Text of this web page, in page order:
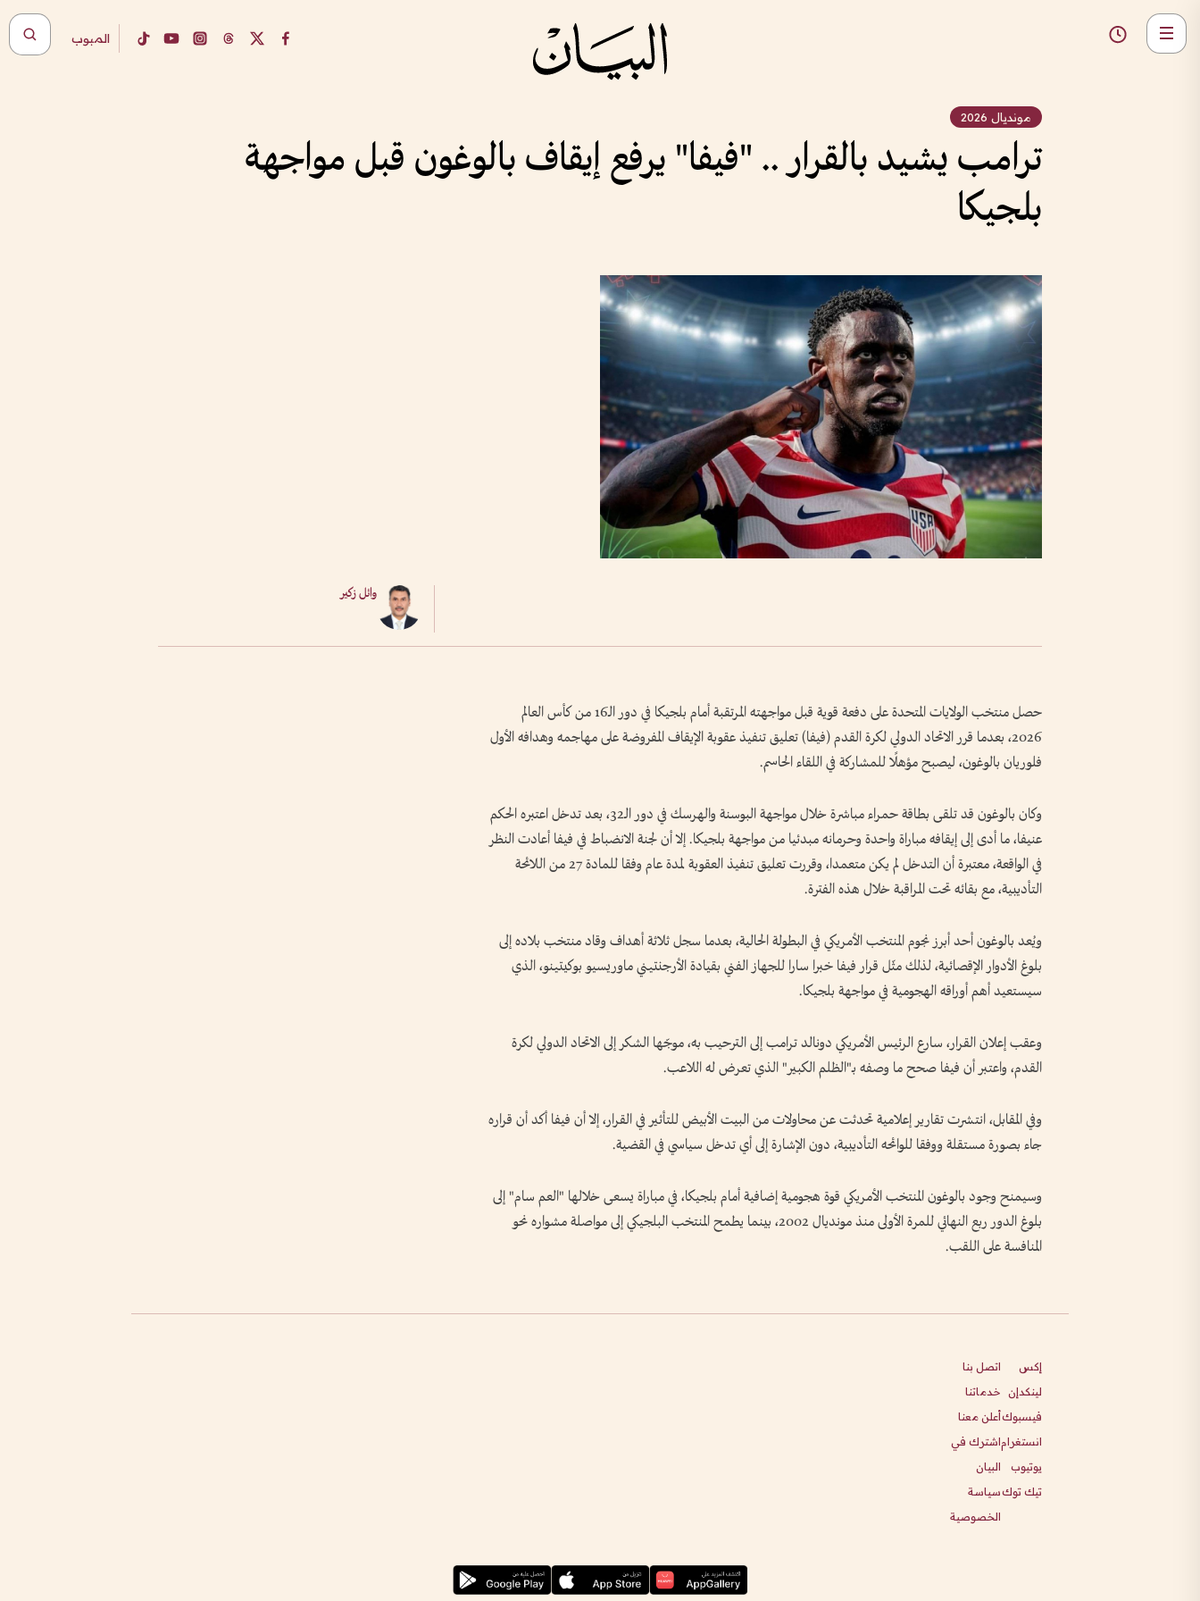
المبوب
مونديال 2026
ترامب يشيد بالقرار .. "فيفا" يرفع إيقاف بالوغون قبل مواجهة
بلجيكا
وائل زكير
حصل منتخب الولايات المتحدة على دفعة قوية قبل مواجهته المرتقبة أمام بلجيكا في دور الـ16 من كأس العالم
2026، بعدما قرر الاتحاد الدولي لكرة القدم (فيفا) تعليق تنفيذ عقوبة الإيقاف المفروضة على مهاجمه وهدافه الأول
فلوريان بالوغون، ليصبح مؤهلًا للمشاركة في اللقاء الحاسم.
وكان بالوغون قد تلقى بطاقة حمراء مباشرة خلال مواجهة البوسنة والهرسك في دور الـ32، بعد تدخل اعتبره الحكم
عنيفا، ما أدى إلى إيقافه مباراة واحدة وحرمانه مبدئيا من مواجهة بلجيكا. إلا أن لجنة الانضباط في فيفا أعادت النظر
في الواقعة، معتبرة أن التدخل لم يكن متعمدا، وقررت تعليق تنفيذ العقوبة لمدة عام وفقا للمادة 27 من اللائحة
التأديبية، مع بقائه تحت المراقبة خلال هذه الفترة.
ويُعد بالوغون أحد أبرز نجوم المنتخب الأمريكي في البطولة الحالية، بعدما سجل ثلاثة أهداف وقاد منتخب بلاده إلى
بلوغ الأدوار الإقصائية، لذلك مثّل قرار فيفا خبرا سارا للجهاز الفني بقيادة الأرجنتيني ماوريسيو بوكيتينو، الذي
سيستعيد أهم أوراقه الهجومية في مواجهة بلجيكا.
وعقب إعلان القرار، سارع الرئيس الأمريكي دونالد ترامب إلى الترحيب به، موجّها الشكر إلى الاتحاد الدولي لكرة
القدم، واعتبر أن فيفا صحح ما وصفه بـ"الظلم الكبير" الذي تعرض له اللاعب.
وفي المقابل، انتشرت تقارير إعلامية تحدثت عن محاولات من البيت الأبيض للتأثير في القرار، إلا أن فيفا أكد أن قراره
جاء بصورة مستقلة ووفقا للوائحه التأديبية، دون الإشارة إلى أي تدخل سياسي في القضية.
وسيمنح وجود بالوغون المنتخب الأمريكي قوة هجومية إضافية أمام بلجيكا، في مباراة يسعى خلالها "العم سام" إلى
بلوغ الدور ربع النهائي للمرة الأولى منذ مونديال 2002، بينما يطمح المنتخب البلجيكي إلى مواصلة مشواره نحو
المنافسة على اللقب.
إكس
لينكدإن
فيسبوك
انستغرام
يوتيوب
تيك توك
اتصل بنا
خدماتنا
أعلن معنا
اشترك في
البيان
سياسة
الخصوصية